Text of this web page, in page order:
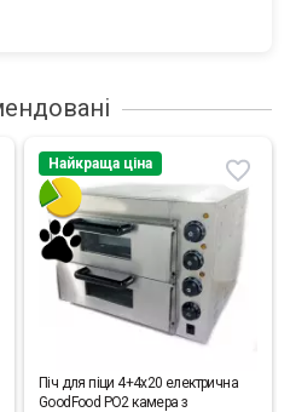
Найкраща ціна
Піч для піци 4+4х20 електрична
GoodFood PO2 камера з